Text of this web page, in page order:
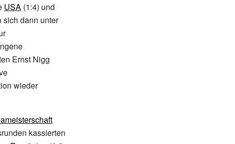
USA (1:4) und
sich dann unter
Ernst Nigg
wieder
kassierten